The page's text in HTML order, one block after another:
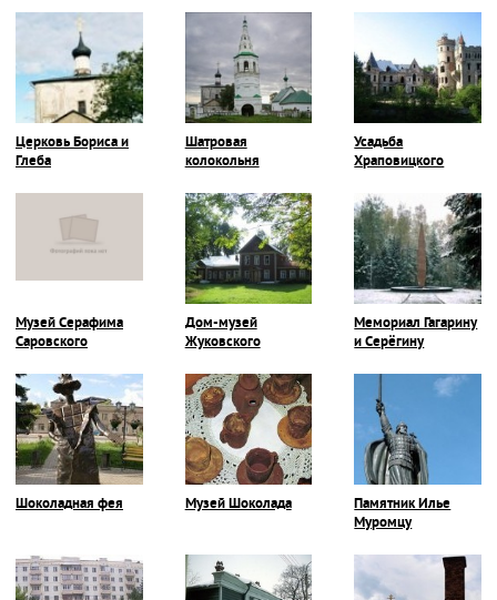
Церковь Бориса и
Глеба
Шатровая
колокольня
Усадьба
Храповицкого
Музей Серафима
Саровского
Дом-музей
Жуковского
Мемориал Гагарину
и Серёгину
Шоколадная фея Музей Шоколада
Памятник Илье
Муромцу